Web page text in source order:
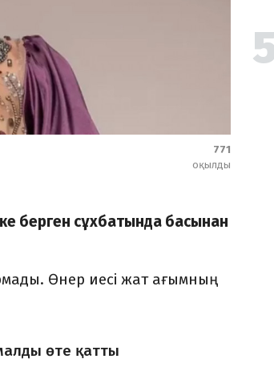
771
оқылды
берген сұхбатында басынан
Өнер иесі жат ағымның
өте қатты